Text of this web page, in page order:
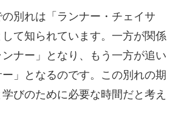
別れは「ランナー・チェイサ
て知られています。一方が関係
ナー」となり、もう一方が追い
」となるのです。この別れの期
びのために必要な時間だと考え